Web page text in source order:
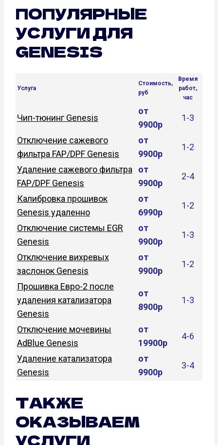
ПОПУЛЯРНЫЕ
УСЛУГИ ДЛЯ
GENESIS
Услуга
Стоимость,
руб
Время
работ,
час
Чип-тюнинг Genesis
от
9900р
1-3
Отключение сажевого
фильтра FAP/DPF Genesis
от
9900р
1-2
Удаление сажевого фильтра
FAP/DPF Genesis
от
9900р
2-4
Калибровка прошивок
Genesis удаленно
от
6990р
1-2
Отключение системы EGR
Genesis
от
9900р
1-3
Отключение вихревых
заслонок Genesis
от
9900р
1-2
Прошивка Евро-2 после
удаления катализатора
Genesis
от
8900р
1-3
Отключение мочевины
AdBlue Genesis
от
19900р
4-6
Удаление катализатора
Genesis
от
9900р
3-4
ТАКЖЕ
ОКАЗЫВАЕМ
УСЛУГИ